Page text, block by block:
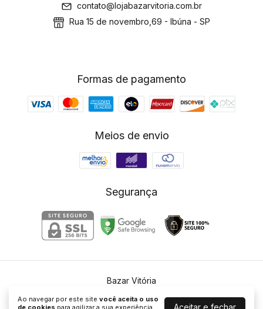
Ao navegar por este site você aceita o uso
de cookies para agilizar a sua experiência Aceitar e fechar
contato@lojabazarvitoria.com.br
Rua 15 de novembro,69 - Ibúna - SP
Formas de pagamento
Meios de envio
Segurança
Bazar Vitória